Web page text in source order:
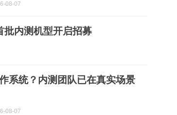
08-07
批内测机型开启招募
系统？内测团队已在真实场景
08-07